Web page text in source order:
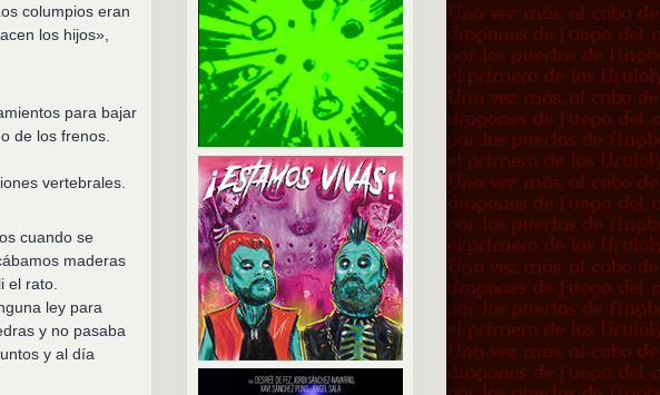
columpios eran
los hijos»,
para bajar
de los frenos.
vertebrales.
cuando se
maderas
el rato.
ley para
y no pasaba
y al día